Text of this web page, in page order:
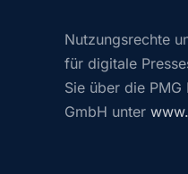
Nutzungsrechte
für digitale
Sie über die
GmbH unter